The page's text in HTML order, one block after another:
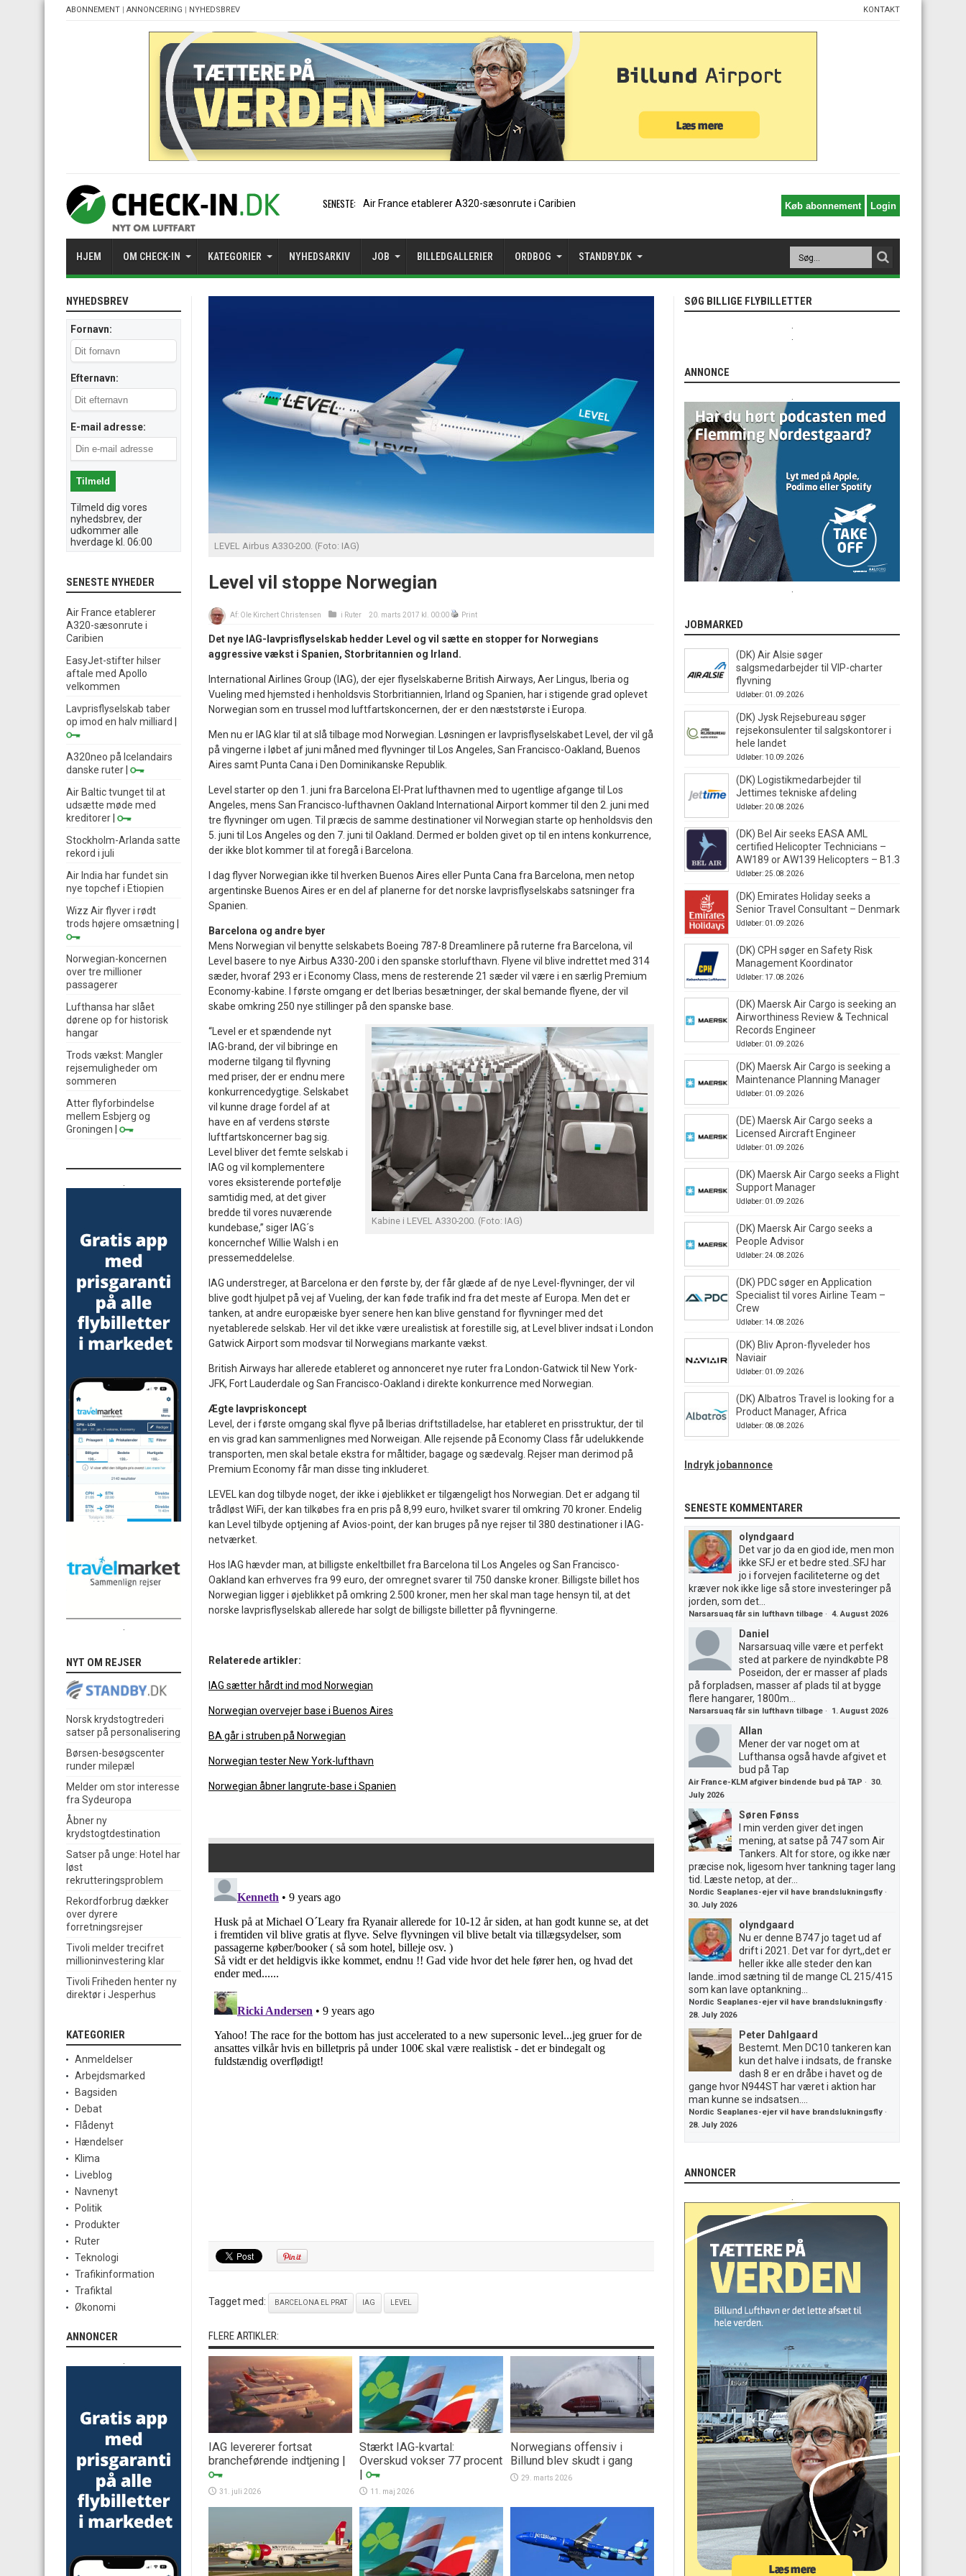
ABONNEMENT | ANNONCERING | NYHEDSBREV KONTAKT
SENESTE: EasyJet-stifter hilser aftale
HJEM OM CHECK-IN KATEGORIER NYHEDSARKIV JOB BILLEDGALLERIER ORDBOG STANDBY.DK
LEVEL Airbus A330-200. (Foto: IAG)
Level vil stoppe Norwegian
Af: Ole Kirchert Christensen i Ruter 20. marts 2017 kl. 00:00 Print
Det nye IAG-lavprisflyselskab hedder Level og vil sætte en stopper for Norwegians
aggressive vækst i Spanien, Storbritannien og Irland.
International Airlines Group (IAG), der ejer flyselskaberne British Airways, Aer Lingus, Iberia og
Vueling med hjemsted i henholdsvis Storbritiannien, Irland og Spanien, har i stigende grad oplevet
Norwegian som en trussel mod luftfartskoncernen, der er den næststørste i Europa.
Men nu er IAG klar til at slå tilbage mod Norwegian. Løsningen er lavprisflyselskabet Level, der vil gå
på vingerne i løbet af juni måned med flyvninger til Los Angeles, San Francisco-Oakland, Buenos
Aires samt Punta Cana i Den Dominikanske Republik.
Level starter op den 1. juni fra Barcelona El-Prat lufthavnen med to ugentlige afgange til Los
Angeles, mens San Francisco-lufthavnen Oakland International Airport kommer til den 2. juni med
tre flyvninger om ugen. Til præcis de samme destinationer vil Norwegian starte op henholdsvis den
5. juni til Los Angeles og den 7. juni til Oakland. Dermed er bolden givet op til en intens konkurrence,
der ikke blot kommer til at foregå i Barcelona.
I dag flyver Norwegian ikke til hverken Buenos Aires eller Punta Cana fra Barcelona, men netop
argentinske Buenos Aires er en del af planerne for det norske lavprisflyselskabs satsninger fra
Spanien.
Barcelona og andre byer
Mens Norwegian vil benytte selskabets Boeing 787-8 Dreamlinere på ruterne fra Barcelona, vil
Level basere to nye Airbus A330-200 i den spanske storlufthavn. Flyene vil blive indrettet med 314
sæder, hvoraf 293 er i Economy Class, mens de resterende 21 sæder vil være i en særlig Premium
Economy-kabine. I første omgang er det Iberias besætninger, der skal bemande flyene, der vil
skabe omkring 250 nye stillinger på den spanske base.
Kabine i LEVEL A330-200. (Foto: IAG)
“Level er et spændende nyt
IAG-brand, der vil bibringe en
moderne tilgang til flyvning
med priser, der er endnu mere
konkurrencedygtige. Selskabet
vil kunne drage fordel af at
have en af verdens største
luftfartskoncerner bag sig.
Level bliver det femte selskab i
IAG og vil komplementere
vores eksisterende portefølje
samtidig med, at det giver
bredde til vores nuværende
kundebase,” siger IAG´s
koncernchef Willie Walsh i en
pressemeddelelse.
IAG understreger, at Barcelona er den første by, der får glæde af de nye Level-flyvninger, der vil
blive godt hjulpet på vej af Vueling, der kan føde trafik ind fra det meste af Europa. Men det er
tanken, at andre europæiske byer senere hen kan blive genstand for flyvninger med det
nyetablerede selskab. Her vil det ikke være urealistisk at forestille sig, at Level bliver indsat i London
Gatwick Airport som modsvar til Norwegians markante vækst.
British Airways har allerede etableret og annonceret nye ruter fra London-Gatwick til New York-
JFK, Fort Lauderdale og San Francisco-Oakland i direkte konkurrence med Norwegian.
Ægte lavpriskoncept
Level, der i første omgang skal flyve på Iberias driftstilladelse, har etableret en prisstruktur, der til
en vis grad kan sammenlignes med Norweigan. Alle rejsende på Economy Class får udelukkende
transporten, men skal betale ekstra for måltider, bagage og sædevalg. Rejser man derimod på
Premium Economy får man disse ting inkluderet.
LEVEL kan dog tilbyde noget, der ikke i øjeblikket er tilgængeligt hos Norwegian. Det er adgang til
trådløst WiFi, der kan tilkøbes fra en pris på 8,99 euro, hvilket svarer til omkring 70 kroner. Endelig
kan Level tilbyde optjening af Avios-point, der kan bruges på nye rejser til 380 destinationer i IAG-
netværket.
Hos IAG hævder man, at billigste enkeltbillet fra Barcelona til Los Angeles og San Francisco-
Oakland kan erhverves fra 99 euro, der omregnet svarer til 750 danske kroner. Billigste billet hos
Norwegian ligger i øjeblikket på omkring 2.500 kroner, men her skal man tage hensyn til, at det
norske lavprisflyselskab allerede har solgt de billigste billetter på flyvningerne.
Relaterede artikler:
IAG sætter hårdt ind mod Norwegian
Norwegian overvejer base i Buenos Aires
BA går i struben på Norwegian
Norwegian tester New York-lufthavn
Norwegian åbner langrute-base i Spanien
Tagget med: BARCELONA EL PRAT IAG LEVEL
FLERE ARTIKLER:
IAG levererer fortsat
brancheførende indtjening |
31. juli 2026
Stærkt IAG-kvartal:
Overskud vokser 77 procent
|
11. maj 2026
Norwegians offensiv i
Billund blev skudt i gang
29. marts 2026
NYHEDSBREV
Fornavn:
Efternavn:
E-mail adresse:
Tilmeld dig vores
nyhedsbrev, der
udkommer alle
hverdage kl. 06:00
SENESTE NYHEDER
Air France etablerer
A320-sæsonrute i
Caribien
EasyJet-stifter hilser
aftale med Apollo
velkommen
Lavprisflyselskab taber
op imod en halv milliard
A320neo på Icelandairs
danske ruter
Air Baltic tvunget til at
udsætte møde med
kreditorer
Stockholm-Arlanda satte
rekord i juli
Air India har fundet sin
nye topchef i Etiopien
Wizz Air flyver i rødt
trods højere omsætning
Norwegian-koncernen
over tre millioner
passagerer
Lufthansa har slået
dørene op for historisk
hangar
Trods vækst: Mangler
rejsemuligheder om
sommeren
Atter flyforbindelse
mellem Esbjerg og
Groningen
NYT OM REJSER
Norsk krydstogtrederi
satser på personalisering
Børsen-besøgscenter
runder milepæl
Melder om stor interesse
fra Sydeuropa
Åbner ny
krydstogtdestination
Satser på unge: Hotel har
løst
rekrutteringsproblem
Rekordforbrug dækker
over dyrere
forretningsrejser
Tivoli melder trecifret
millioninvestering klar
Tivoli Friheden henter ny
direktør i Jesperhus
KATEGORIER
Anmeldelser
Arbejdsmarked
Bagsiden
Debat
Flådenyt
Hændelser
Klima
Liveblog
Navnenyt
Politik
Produkter
Ruter
Teknologi
Trafikinformation
Trafiktal
Økonomi
ANNONCER
SØG BILLIGE FLYBILLETTER
ANNONCE
JOBMARKED
(DK) Air Alsie søger
salgsmedarbejder til VIP-charter
flyvning
Udløber: 01.09.2026
(DK) Jysk Rejsebureau søger
rejsekonsulenter til salgskontorer i
hele landet
Udløber: 10.09.2026
(DK) Logistikmedarbejder til
Jettimes tekniske afdeling
Udløber: 20.08.2026
(DK) Bel Air seeks EASA AML
certified Helicopter Technicians –
AW189 or AW139 Helicopters – B1.3
Udløber: 25.08.2026
(DK) Emirates Holiday seeks a
Senior Travel Consultant – Denmark
Udløber: 01.09.2026
(DK) CPH søger en Safety Risk
Management Koordinator
Udløber: 17.08.2026
(DK) Maersk Air Cargo is seeking an
Airworthiness Review & Technical
Records Engineer
Udløber: 01.09.2026
(DK) Maersk Air Cargo is seeking a
Maintenance Planning Manager
Udløber: 01.09.2026
(DE) Maersk Air Cargo seeks a
Licensed Aircraft Engineer
Udløber: 01.09.2026
(DK) Maersk Air Cargo seeks a Flight
Support Manager
Udløber: 01.09.2026
(DK) Maersk Air Cargo seeks a
People Advisor
Udløber: 24.08.2026
(DK) PDC søger en Application
Specialist til vores Airline Team –
Crew
Udløber: 14.08.2026
(DK) Bliv Apron-flyveleder hos
Naviair
Udløber: 01.09.2026
(DK) Albatros Travel is looking for a
Product Manager, Africa
Udløber: 08.08.2026
Indryk jobannonce
SENESTE KOMMENTARER
olyndgaard
Det var jo da en giod ide, men mon
ikke SFJ er et bedre sted..SFJ har
jo i forvejen faciliteterne og det
kræver nok ikke lige så store investeringer på
jorden, som det...
Narsarsuaq får sin lufthavn tilbage · 4. August 2026
Daniel
Narsarsuaq ville være et perfekt
sted at parkere de nyindkøbte P8
Poseidon, der er masser af plads
på forpladsen, masser af plads til at bygge
flere hangarer, 1800m...
Narsarsuaq får sin lufthavn tilbage · 1. August 2026
Allan
Mener der var noget om at
Lufthansa også havde afgivet et
bud på Tap
Air France-KLM afgiver bindende bud på TAP · 30.
July 2026
Søren Fønss
I min verden giver det ingen
mening, at satse på 747 som Air
Tankers. Alt for store, og ikke nær
præcise nok, ligesom hver tankning tager lang
tid. Læste netop, at der...
Nordic Seaplanes-ejer vil have brandslukningsfly ·
30. July 2026
olyndgaard
Nu er denne B747 jo taget ud af
drift i 2021. Det var for dyrt,,det er
heller ikke alle steder den kan
lande..imod sætning til de mange CL 215/415
som kan lave optankning...
Nordic Seaplanes-ejer vil have brandslukningsfly ·
28. July 2026
Peter Dahlgaard
Bestemt. Men DC10 tankeren kan
kun det halve i indsats, de franske
dash 8 er en dråbe i havet og de
gange hvor N944ST har været i aktion har
man kunne se indsatsen....
Nordic Seaplanes-ejer vil have brandslukningsfly ·
28. July 2026
ANNONCER